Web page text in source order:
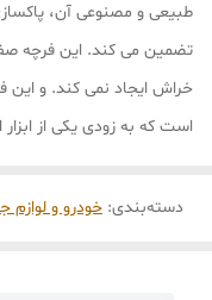
طبیعی و مصنوعی آن،
تضمین می کند. این فرچه
خراش ایجاد نمی کند. و این
است که به زودی یکی از
دسته‌بندی: خودرو و لوازم